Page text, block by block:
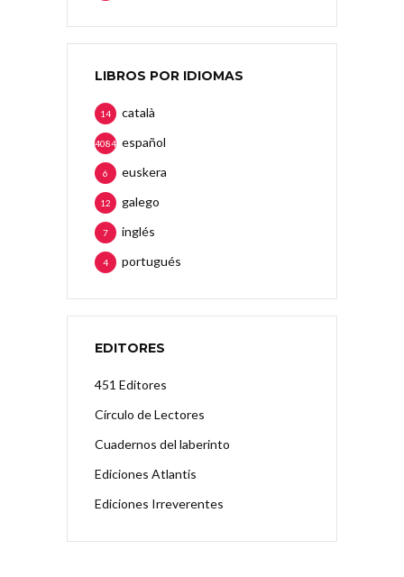
LIBROS POR IDIOMAS
català
14
español
4084
euskera
6
galego
12
inglés
7
portugués
4
EDITORES
451 Editores
Círculo de Lectores
Cuadernos del laberinto
Ediciones Atlantis
Ediciones Irreverentes